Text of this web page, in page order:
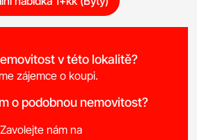
v této lokalitě?
zájemce o koupi.
o podobnou nemovitost?
Zavolejte nám na